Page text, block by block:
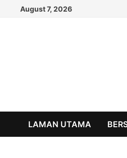
August 7, 2026
LAMAN UTAMA